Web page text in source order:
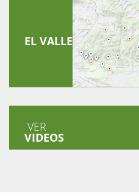
EL VALLE
VER
VIDEOS